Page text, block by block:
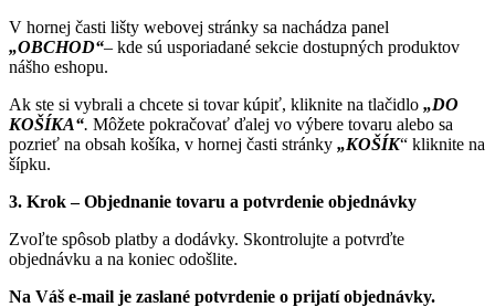
V hornej časti lišty webovej stránky sa nachádza panel
„OBCHOD“– kde sú usporiadané sekcie dostupných produktov
nášho eshopu.
Ak ste si vybrali a chcete si tovar kúpiť, kliknite na tlačidlo „DO
KOŠÍKA“. Môžete pokračovať ďalej vo výbere tovaru alebo sa
pozrieť na obsah košíka, v hornej časti stránky „KOŠÍK“ kliknite na
šípku.
3. Krok – Objednanie tovaru a potvrdenie objednávky
Zvoľte spôsob platby a dodávky. Skontrolujte a potvrďte
objednávku a na koniec odošlite.
Na Váš e-mail je zaslané potvrdenie o prijatí objednávky.